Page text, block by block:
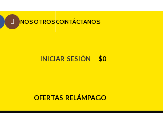
NOSOTROSCONTÁCTANOS
INICIAR SESIÓN $0
OFERTAS RELÁMPAGO